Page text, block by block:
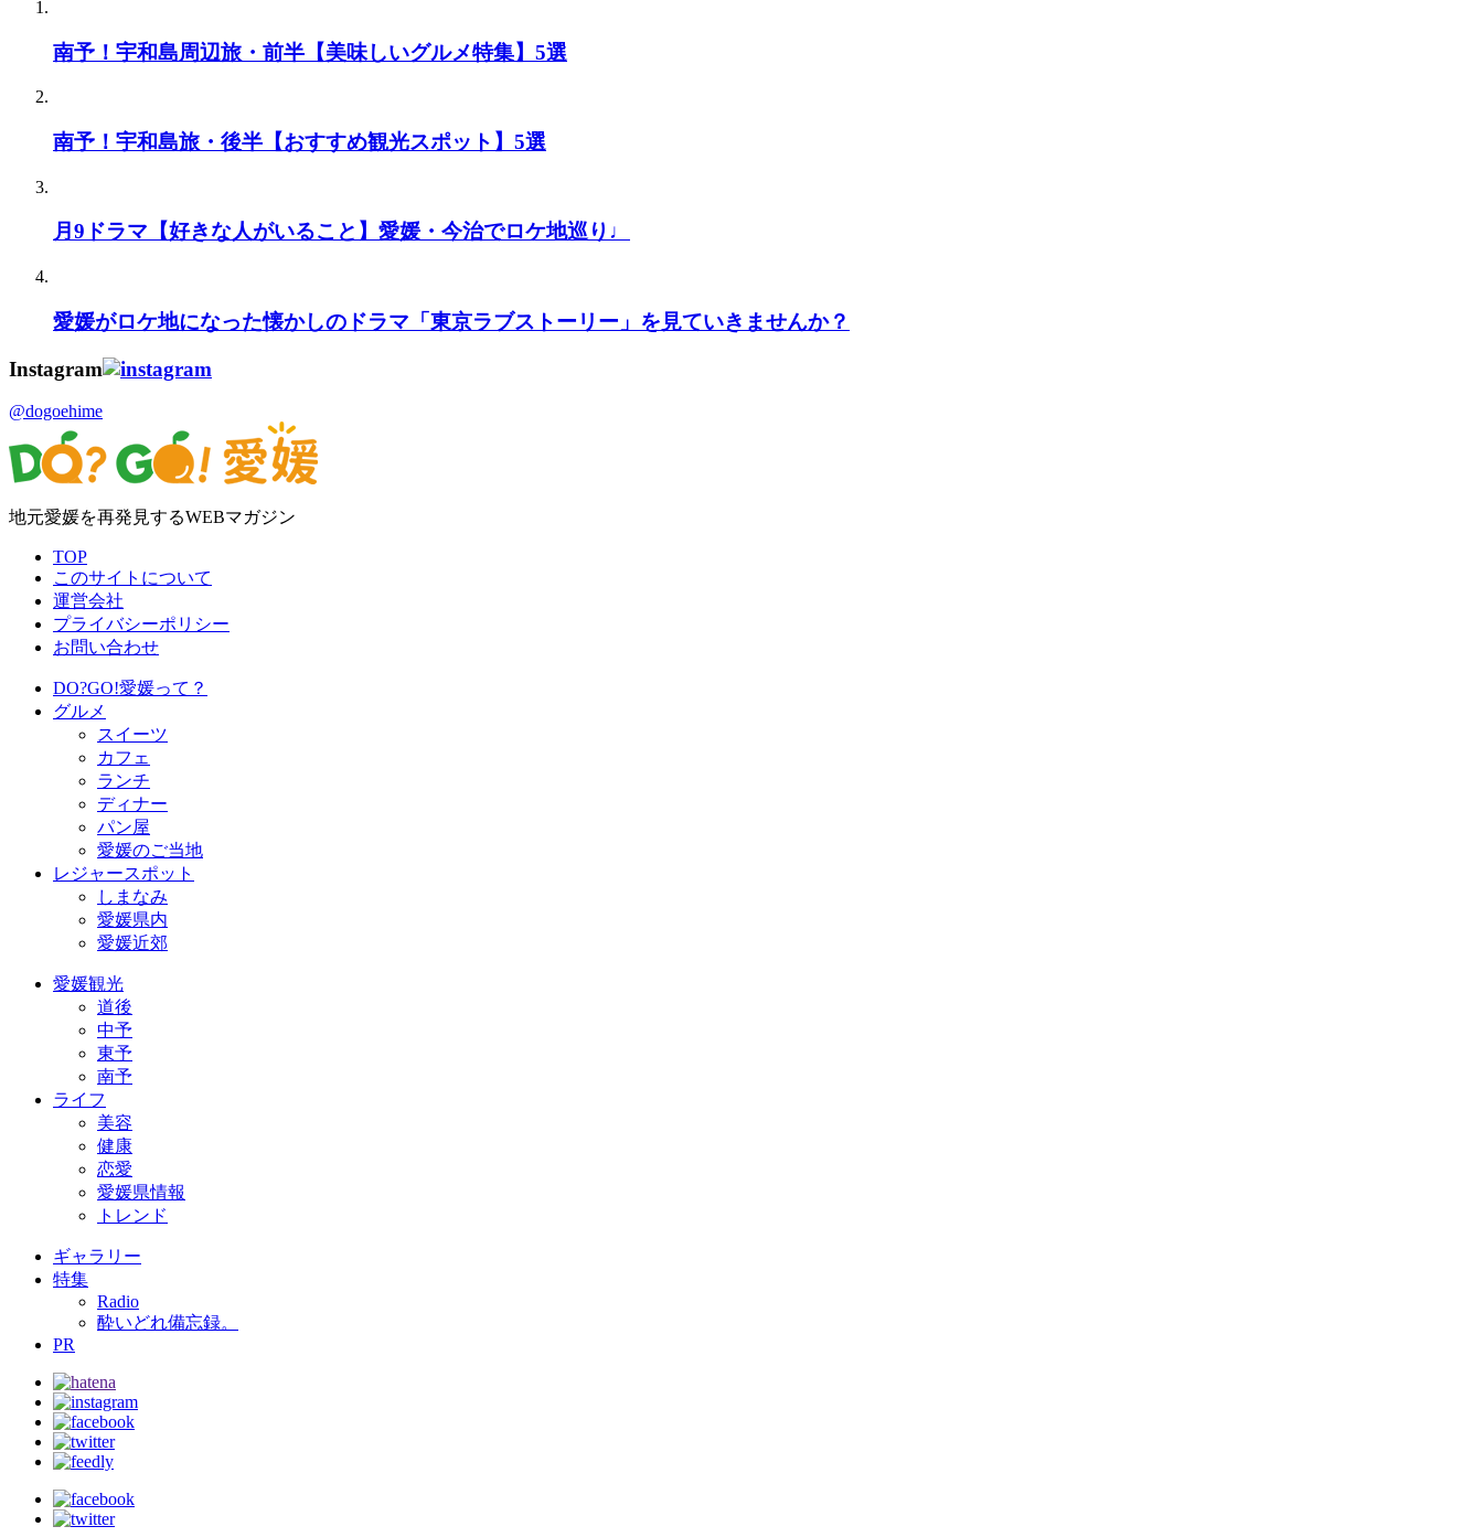
南予！宇和島周辺旅・前半【美味しいグルメ特集】5選
南予！宇和島旅・後半【おすすめ観光スポット】5選
月9ドラマ【好きな人がいること】愛媛・今治でロケ地巡り♩
愛媛がロケ地になった懐かしのドラマ「東京ラブストーリー」を見ていきませんか？
Instagram
@dogoehime
地元愛媛を再発見するWEBマガジン
TOP
このサイトについて
運営会社
プライバシーポリシー
お問い合わせ
DO?GO!愛媛って？
グルメ
スイーツ
カフェ
ランチ
ディナー
パン屋
愛媛のご当地
レジャースポット
しまなみ
愛媛県内
愛媛近郊
愛媛観光
道後
中予
東予
南予
ライフ
美容
健康
恋愛
愛媛県情報
トレンド
ギャラリー
特集
Radio
酔いどれ備忘録。
PR